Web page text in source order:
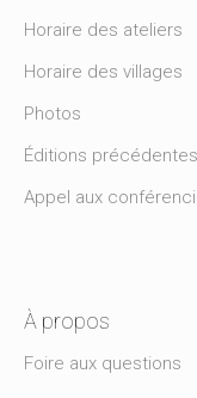
Horaire des ateliers
Horaire des villages
Photos
Éditions précédentes
Appel aux
À propos
Foire aux questions